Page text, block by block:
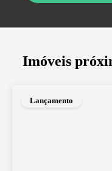
Imóveis
Lançamento